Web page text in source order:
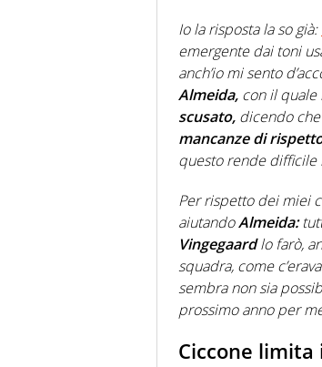
Io la risposta la so già:
emergente dai toni
anch’io mi sento
Almeida, con il quale
scusato, dicendo
mancanze di
questo rende difficile
Per rispetto dei miei
aiutandoAlmeida:
Vingegaardlo farò,
squadra, come
sembra non sia
prossimo anno per
Ciccone